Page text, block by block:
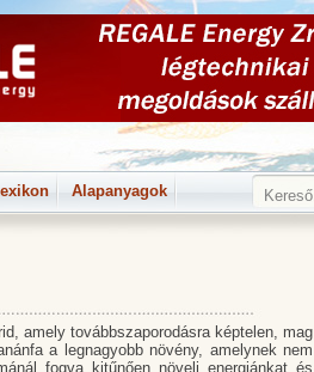
Alapanyagok
amely továbbszaporodásra képtelen, mag
a legnagyobb növény, amelynek nem
fogva kitűnően növeli energiánkat és